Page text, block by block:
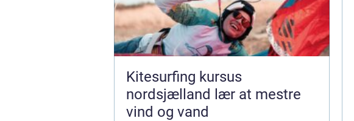
Kitesurfing kursus
nordsjælland lær at mestre
vind og vand